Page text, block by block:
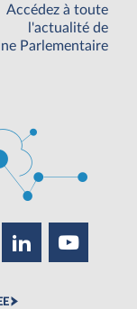
Accédez à toute
l'actualité de
Parlementaire